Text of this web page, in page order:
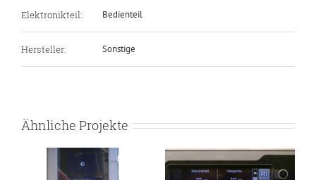
Elektronikteil: Bedienteil
Hersteller: Sonstige
Ähnliche Projekte